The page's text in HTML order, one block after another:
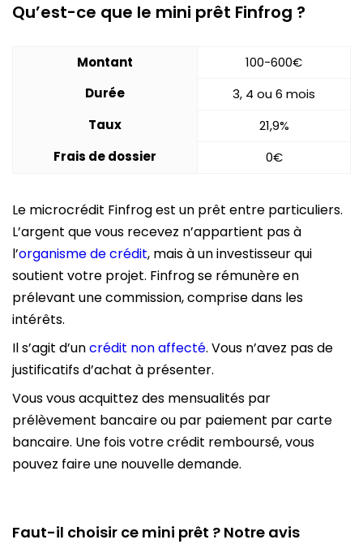
Qu’est-ce que le mini prêt Finfrog ?
Montant
100-600€
Durée
3, 4 ou 6 mois
Taux
21,9%
Frais de dossier
0€
Le microcrédit Finfrog est un prêt entre particuliers.
L’argent que vous recevez n’appartient pas à
l’organisme de crédit, mais à un investisseur qui
soutient votre projet. Finfrog se rémunère en
prélevant une commission, comprise dans les
intérêts.
Il s’agit d’uncrédit non affecté. Vous n’avez pas de
justificatifs d’achat à présenter.
Vous vous acquittez des mensualités par
prélèvement bancaire ou par paiement par carte
bancaire. Une fois votre crédit remboursé, vous
pouvez faire une nouvelle demande.
Faut-il choisir ce mini prêt ? Notre avis